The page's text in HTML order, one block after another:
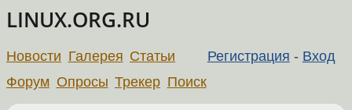
LINUX.ORG.RU
Регистрация - Вход
Новости Галерея Статьи
Форум Опросы Трекер Поиск